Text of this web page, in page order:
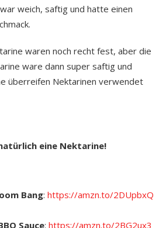
weich, saftig und hatte einen
waren noch recht fest, aber die
ware dann super saftig und
überreifen Nektarinen verwendet
eine Nektarine!
Bang: https://amzn.to/2DUpbxQ
Sauce: https://amzn.to/2BG2ux3